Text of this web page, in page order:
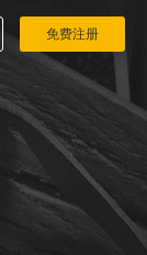
免费注册